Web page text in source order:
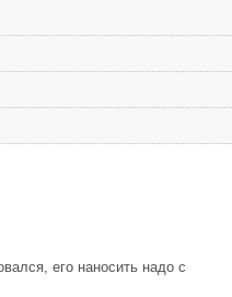
его наносить надо с